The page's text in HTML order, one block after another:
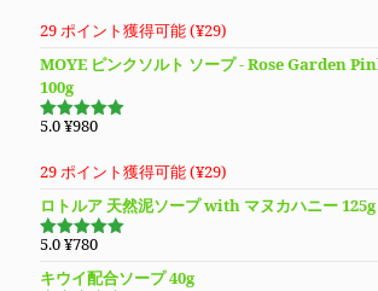
29 ポイント獲得可能 (¥29)
MOYE ピンクソルト ソープ - Rose Garden
100g
5段階で
5.0¥980
29 ポイント獲得可能 (¥29)
ロトルア 天然泥ソープ with マヌカハニー 125g
5段階で
5.0¥780
キウイ配合ソープ 40g